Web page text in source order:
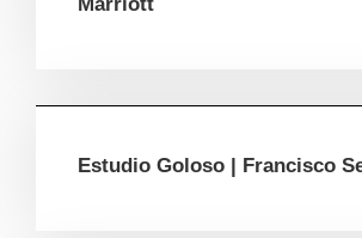
Marriott
Estudio Goloso | Francisco